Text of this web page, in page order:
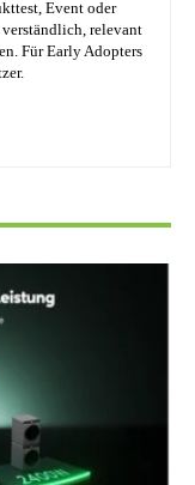
Event oder
relevant
Für Early Adopters